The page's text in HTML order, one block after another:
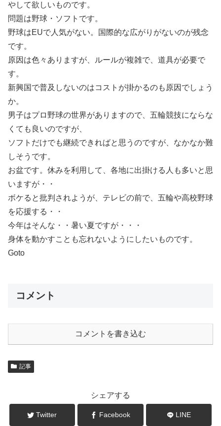
やして欲しいものです。
問題は野球・ソフトです。
野球はEUで人気がない。国際的な広がりがないのが残念
です。
原因は色々ありますが、ルールが複雑で、道具が必要で
す。
新興国で普及しないのはコストが掛かるのも原因でしょう
か。
男子はプロ野球の世界がありますので、五輪競技にならな
くても良いのですが、
ソフトだけでも継続できればと思うのですが、なかなか難
しそうです。
お盆です。休みを利用して、各地に出掛ける人も多いと思
いますが・・
ボケると批判されようが、テレビの前で、五輪や高校野球
を応援する・・
今年はそんな・・暑い夏ですが・・・
身体を動かすことも忘れないようにしたいものです。
Goto
コメント
コメントを書き込む
記事
シェアする
Twitter Facebook LINE